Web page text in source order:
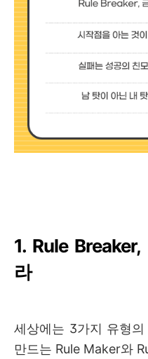
1. Rule
라
세상에는 3가지 유형
만드는 Rule Maker와